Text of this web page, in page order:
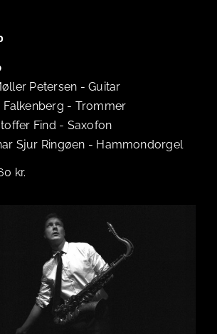
Petersen -Guitar
Falkenberg - Trommer
Find - Saxofon
Sjur Ringøen - Hammondorgel
kr.